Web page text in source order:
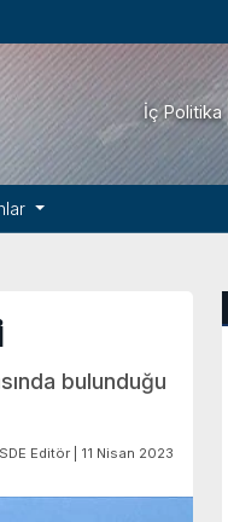
İç Politika
bulunduğu
SDE Editör | 11 Nisan 2023